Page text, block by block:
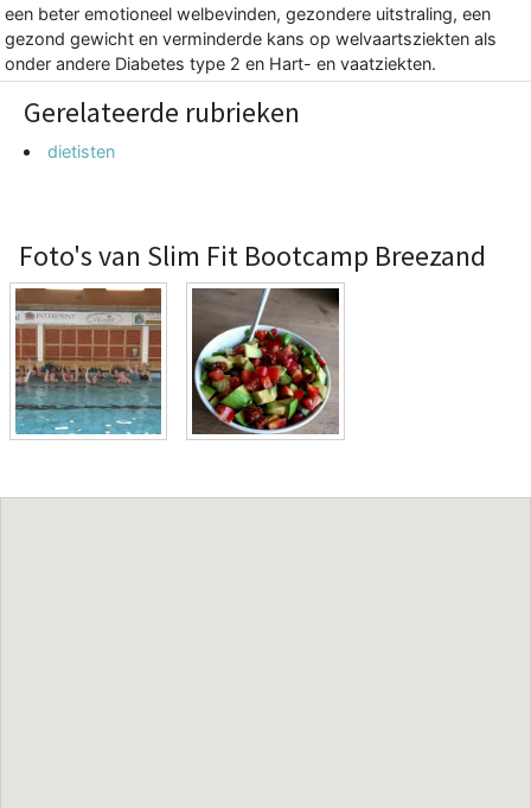
een beter emotioneel welbevinden, gezondere uitstraling, een
gezond gewicht en verminderde kans op welvaartsziekten als
onder andere Diabetes type 2 en Hart- en vaatziekten.
Gerelateerde rubrieken
dietisten
Foto's van Slim Fit Bootcamp Breezand